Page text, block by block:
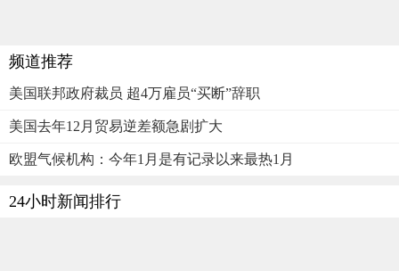
频道推荐
美国联邦政府裁员 超4万雇员“买断”辞职
美国去年12月贸易逆差额急剧扩大
欧盟气候机构：今年1月是有记录以来最热1月
24小时新闻排行